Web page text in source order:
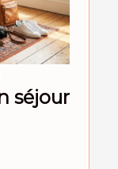
séjour